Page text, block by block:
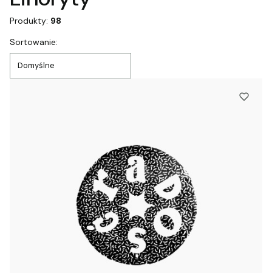
Produkty: 98
Lista produktów
Sortowanie:
Domyślne